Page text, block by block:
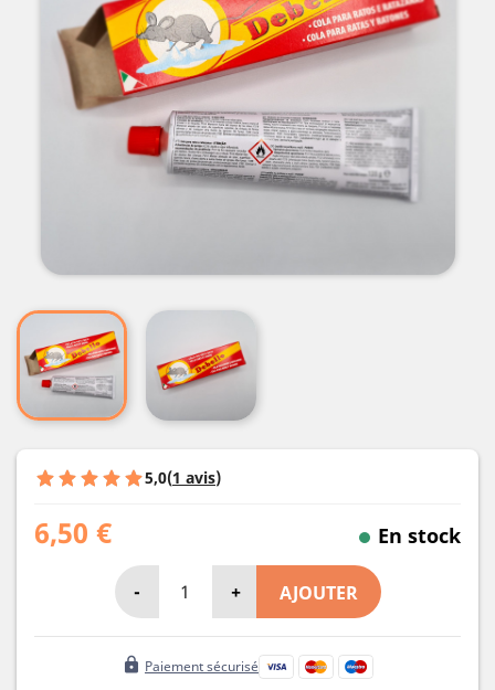
5,0(1 avis)
6,50 € En stock
- + AJOUTER
lock Paiement sécurisé